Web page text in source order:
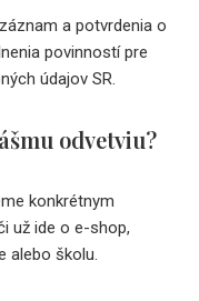
a potvrdenia o
povinností pre
údajov SR.
odvetviu?
konkrétnym
už ide o e-shop,
alebo školu.